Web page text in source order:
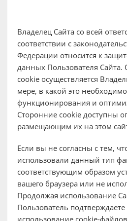
Владелец Сайта со всей
соответствии с
Федерации относится к
данных Пользователя Сайта.
cookie осуществляется
мере, в какой это
функционирования и
Сторонние cookie доступны
размещающим их на этом
Если вы не согласны с тем,
использовали данный тип
соответствующим образом
вашего браузера или не
Продолжая использование
Пользователь подтверждаете
использование cookie-